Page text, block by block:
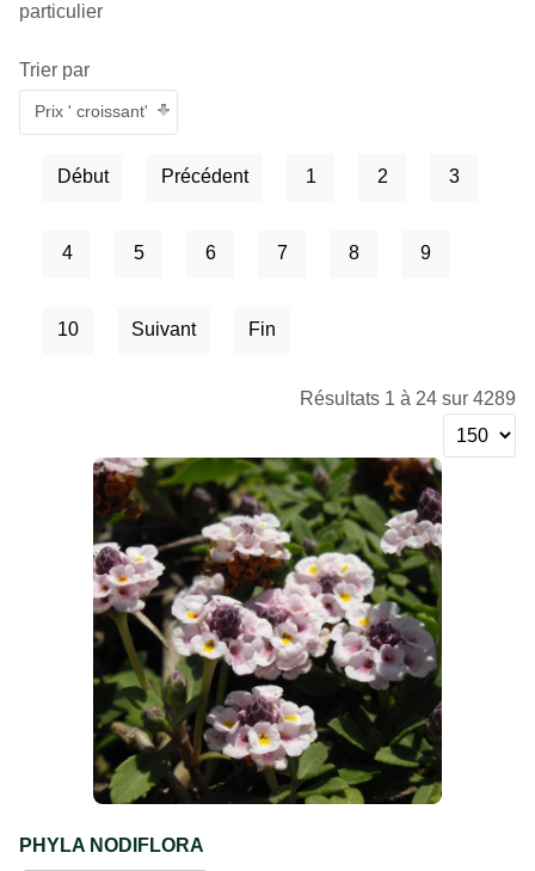
particulier
Trier par
Prix ' croissant'
Début Précédent 1 2 3
4 5 6 7 8 9
10 Suivant Fin
Résultats 1 à 24 sur 4289
PHYLA NODIFLORA